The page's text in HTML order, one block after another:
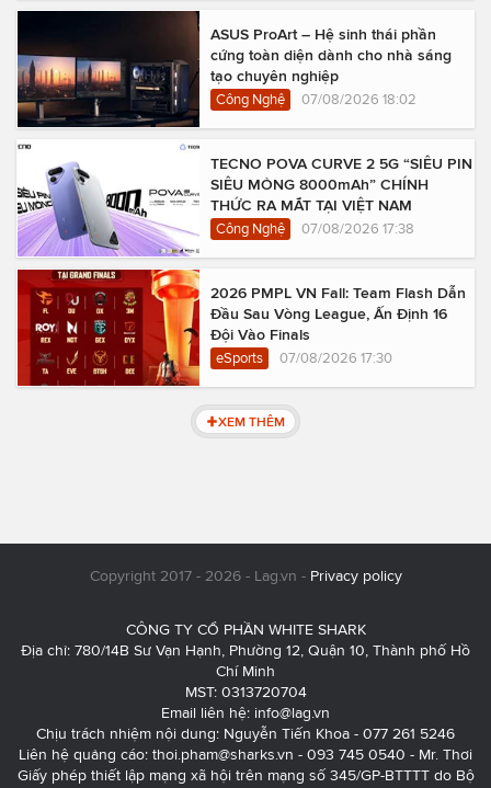
ASUS ProArt – Hệ sinh thái phần
cứng toàn diện dành cho nhà sáng
tạo chuyên nghiệp
Công Nghệ 07/08/2026 18:02
TECNO POVA CURVE 2 5G “SIÊU PIN
SIÊU MỎNG 8000mAh” CHÍNH
THỨC RA MẮT TẠI VIỆT NAM
Công Nghệ 07/08/2026 17:38
2026 PMPL VN Fall: Team Flash Dẫn
Đầu Sau Vòng League, Ấn Định 16
Đội Vào Finals
eSports 07/08/2026 17:30
XEM THÊM
Copyright 2017 - 2026 - Lag.vn - Privacy policy
CÔNG TY CỔ PHẦN WHITE SHARK
Địa chỉ: 780/14B Sư Vạn Hạnh, Phường 12, Quận 10, Thành phố Hồ
Chí Minh
MST: 0313720704
Email liên hệ: info@lag.vn
Chịu trách nhiệm nội dung: Nguyễn Tiến Khoa - 077 261 5246
Liên hệ quảng cáo: thoi.pham@sharks.vn - 093 745 0540 - Mr. Thơi
Giấy phép thiết lập mạng xã hội trên mạng số 345/GP-BTTTT do Bộ